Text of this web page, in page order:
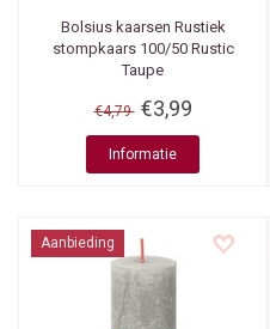
Bolsius kaarsen Rustiek
stompkaars 100/50 Rustic
Taupe
€4,79 €3,99
Informatie
Aanbieding